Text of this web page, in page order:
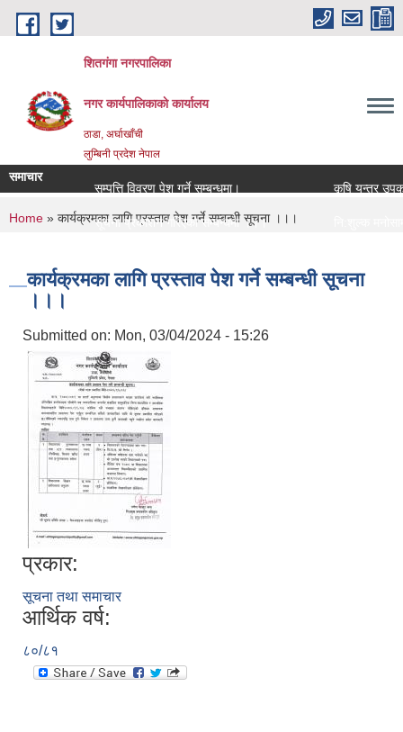
Skip to main content
शितगंगा नगरपालिका
नगर कार्यपालिकाकाे कार्यालय
ठाडा, अर्घाखाँची
लुम्बिनी प्रदेश नेपाल
समाचार
सम्पत्ति विवरण पेश गर्ने सम्बन्धमा।
कृषि यन्त्र
सूचना प्रकाशन गरिएको सम्बन्धमा ।।।
You are here
Home » कार्यक्रमका लागि प्रस्ताव पेश गर्ने सम्बन्धी सूचना ।।।
कार्यक्रमका लागि प्रस्ताव पेश गर्ने सम्बन्धी सूचना
।।।
Submitted on: Mon, 03/04/2024 - 15:26
प्रकार:
सूचना तथा समाचार
आर्थिक वर्ष:
८०/८१